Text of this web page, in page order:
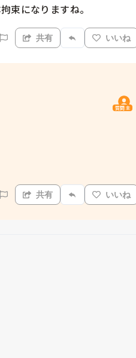
束になりますね。
共有 いいね
質問主
共有 いいね